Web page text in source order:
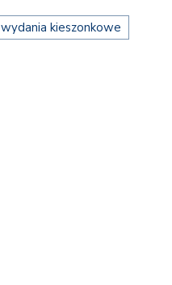
wydania kieszonkowe